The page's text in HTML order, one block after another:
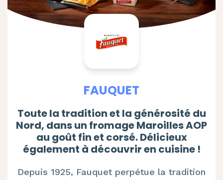
FAUQUET
Toute la tradition et la générosité du
Nord, dans un fromage Maroilles AOP
au goût fin et corsé. Délicieux
également à découvrir en cuisine !
Depuis 1925, Fauquet perpétue la tradition